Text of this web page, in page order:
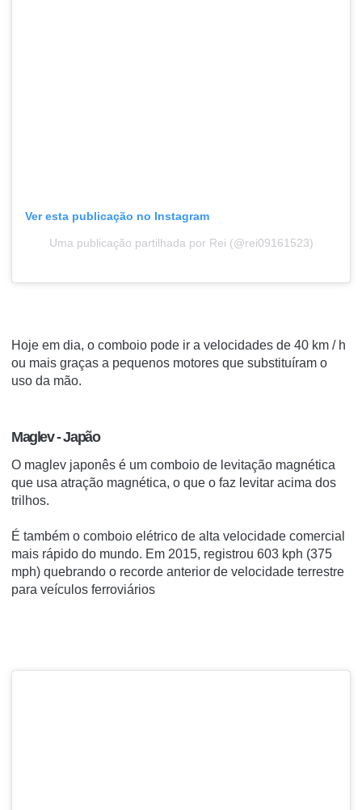
Ver esta publicação no Instagram
Uma publicação partilhada por Rei (@rei09161523)
Hoje em dia, o comboio pode ir a velocidades de 40 km / h
ou mais graças a pequenos motores que substituíram o
uso da mão.
Maglev -Japão
O maglev japonês é um comboio de levitação magnética
que usa atração magnética, o que o faz levitar acima dos
trilhos.
É também o comboio elétrico de alta velocidade comercial
mais rápido do mundo. Em 2015, registrou 603 kph (375
mph) quebrando o recorde anterior de velocidade terrestre
para veículos ferroviários